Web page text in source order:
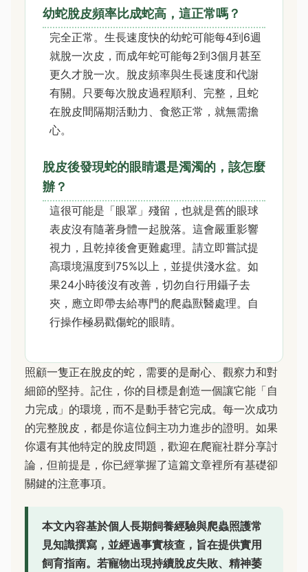
幼蛇脫皮頻率比成蛇高，這正常嗎？
完全正常。生長速度快的幼蛇可能每4到6週
就脫一次皮，而成年蛇可能每2到3個月甚至
更久才脫一次。脫皮頻率與生長速度和代謝
有關。只要每次脫皮過程順利、完整，且蛇
在脫皮間隔期活動力、食慾正常，就無需擔
心。
脫皮後發現蛇的眼睛還是濁濁的，該怎麼
辦？
這很可能是「眼罩」殘留，也就是舊的眼球
表皮沒有隨著身體一起脫落。這會嚴重影響
視力，且乾掉後會更難處理。請立即嘗試提
高環境濕度到75%以上，並提供淺水盆。如
果24小時後沒有改善，切勿自行用鑷子去
夾，應立即帶去給專門的爬蟲獸醫處理。自
行操作極易戳傷蛇的眼睛。
照顧一隻正在脫皮的蛇，需要的是耐心、觀察力和對
細節的堅持。記住，你的目標是創造一個讓它能「自
力完成」的環境，而不是動手替它完成。每一次成功
的完整脫皮，都是你這位飼主功力進步的證明。如果
你還有其他特定的脫皮問題，歡迎在爬寵社群分享討
論，但前提是，你已經掌握了這篇文章裡所有基礎卻
關鍵的注意事項。
本文內容基於個人長期飼養經驗與爬蟲照護常
見知識撰寫，並經過事實核查，旨在提供實用
飼育指南。若寵物出現持續脫皮失敗、精神萎